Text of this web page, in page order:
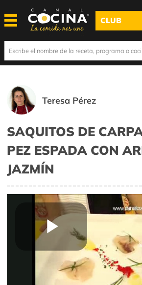
CLUB
Teresa Pérez
SAQUITOS DE
PEZ ESPADA CON
JAZMÍN
Play